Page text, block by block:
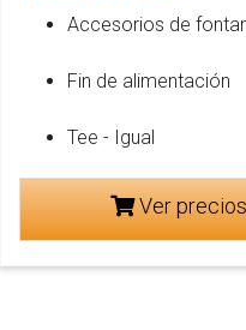
Accesorios de
Fin de alimentación
Tee - Igual
Ver